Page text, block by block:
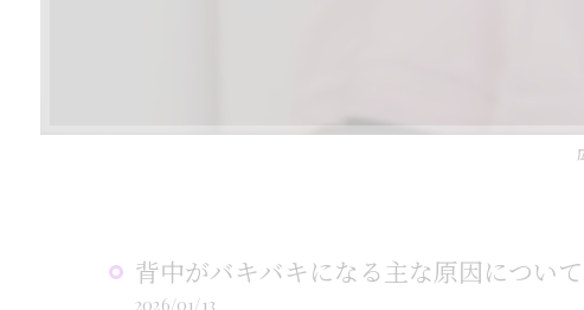
背中がバキバキになる主な原因につい
2026/01/13